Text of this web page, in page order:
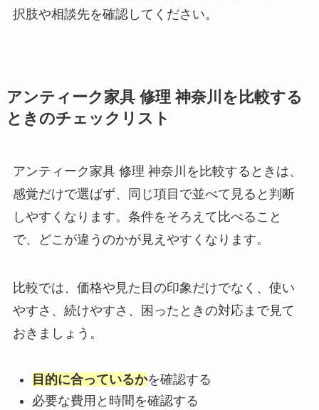
択肢や相談先を確認してください。
アンティーク家具 修理 神奈川を比較する
ときのチェックリスト
アンティーク家具 修理 神奈川を比較するときは、
感覚だけで選ばず、同じ項目で並べて見ると判断
しやすくなります。条件をそろえて比べること
で、どこが違うのかが見えやすくなります。
比較では、価格や見た目の印象だけでなく、使い
やすさ、続けやすさ、困ったときの対応まで見て
おきましょう。
目的に合っているかを確認する
必要な費用と時間を確認する